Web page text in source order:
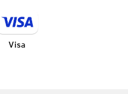
Visa